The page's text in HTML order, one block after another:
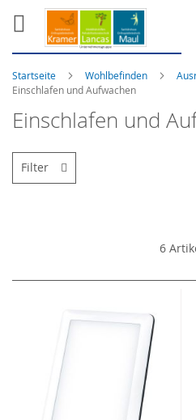
Startseite Wohlbefinden
Einschlafen und Aufwachen
Einschlafen und
6
Filter